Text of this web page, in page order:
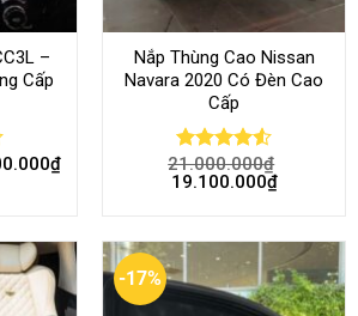
–
Cấp
₫
Nắp Thùng Cao Nissan
Navara 2020 Có Đèn Cao
Cấp
Rated4.52
out of 5
21.000.000₫
19.100.000₫
-17%